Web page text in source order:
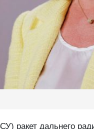
ракет дальнего